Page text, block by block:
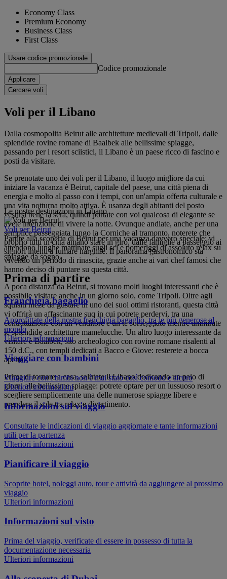
Economy Class
Premium Economy
Business Class
First Class
Usare codice promozionale
Codice promozionale
Applicare
Cercare voli
Voli per il Libano
Dalla cosmopolita Beirut alle architetture medievali di Tripoli, dalle
splendide rovine romane di Baalbek alle bellissime spiagge,
passando per i resort sciistici, il Libano è un paese ricco di fascino e
posti da visitare.
Se prenotate uno dei voli per il Libano, il luogo migliore da cui
iniziare la vacanza è Beirut, capitale del paese, una città piena di
energia e molto al passo con i tempi, con un'ampia offerta culturale e
una vita notturna molto attiva. È usanza degli abitanti del posto
vestirsi bene la sera, quindi portate con voi qualcosa di elegante se
avete intenzione di vivere la notte. Ovunque andiate, anche per una
semplice passeggiata lungo la Corniche al tramonto, noterete che
proprio tutti in città amano stare in giro, dalle famiglie a passeggio ai
signori intenti a fumare narghilè. Il panorama gastronomico sta
vivendo un periodo di rinascita, grazie anche ai vari chef famosi che
hanno deciso di puntare su questa città.
A poca distanza da Beirut, si trovano molti luoghi interessanti che è
possibile visitare anche in un giorno solo, come Tripoli. Oltre agli
squisiti meze da gustare in uno dei suoi ottimi ristoranti, questa città
vi offrirà un affascinante suq in cui potrete perdervi, tra una
contrattazione con un venditore e un tè sorseggiato mentre ammirate
le splendide architetture mamelucche. Un altro luogo interessante da
visitare è Baalbek, sito archeologico con rovine romane risalenti al
150 d.C., con templi dedicati a Bacco e Giove: resterete a bocca
aperta.
Prima di tornare a casa, salutate il Libano dedicando un paio di
giorni alle bellissime spiagge: potrete optare per un lussuoso resort o
scegliere semplicemente una delle numerose spiagge libere e
prendere il sole tra relax e divertimento.
Le nostre destinazioni in Libano
Voli per Beirut
Partite alla scoperta di Beirut per una vacanza davvero speciale: vi
attendono lunghe mattinate sugli sci e pomeriggi di assoluto relax su
spiagge da sogno.
Prima di partire
Franchigia bagaglio
Approfittate della nostra franchigia bagaglio, tra le più generose al
mondo
Ulteriori informazioni
Viaggiare con bambini
Viaggiare con i bimbi non è mai stato così comodo e sicuro
Ulteriori informazioni
Informazioni sul viaggio
Consultate le indicazioni di viaggio aggiornate e tante informazioni
utili per la partenza
Ulteriori informazioni
Pianificare il viaggio
Scoprite hotel, noleggi auto, tour e attività da aggiungere al prossimo
viaggio
Ulteriori informazioni
Informazioni sul visto
Prima del viaggio, verificate di essere in possesso di tutta la
documentazione necessaria
Ulteriori informazioni